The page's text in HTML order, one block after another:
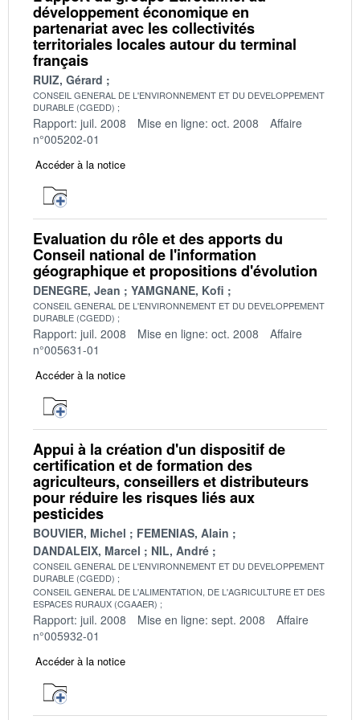
développement économique en
partenariat avec les collectivités
territoriales locales autour du terminal
français
RUIZ, Gérard
CONSEIL GENERAL DE L'ENVIRONNEMENT ET DU DEVELOPPEMENT
DURABLE (CGEDD)
Rapport: juil. 2008 Mise en ligne: oct. 2008
Affaire
n°005202-01
Accéder à la notice
Evaluation du rôle et des apports du
Conseil national de l'information
géographique et propositions d'évolution
DENEGRE, Jean YAMGNANE, Kofi
CONSEIL GENERAL DE L'ENVIRONNEMENT ET DU DEVELOPPEMENT
DURABLE (CGEDD)
Rapport: juil. 2008 Mise en ligne: oct. 2008
Affaire
n°005631-01
Accéder à la notice
Appui à la création d'un dispositif de
certification et de formation des
agriculteurs, conseillers et distributeurs
pour réduire les risques liés aux
pesticides
BOUVIER, Michel
FEMENIAS, Alain
DANDALEIX, Marcel
NIL, André
CONSEIL GENERAL DE L'ENVIRONNEMENT ET DU DEVELOPPEMENT
DURABLE (CGEDD)
CONSEIL GENERAL DE L'ALIMENTATION, DE L'AGRICULTURE ET DES
ESPACES RURAUX (CGAAER)
Rapport: juil. 2008 Mise en ligne: sept. 2008
Affaire
n°005932-01
Accéder à la notice